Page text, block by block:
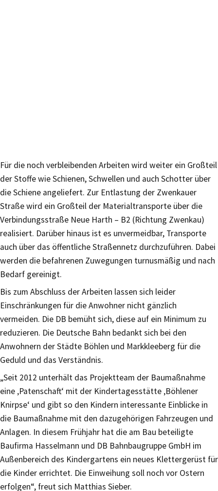
Für die noch verbleibenden Arbeiten wird weiter ein Großteil
der Stoffe wie Schienen, Schwellen und auch Schotter über
die Schiene angeliefert. Zur Entlastung der Zwenkauer
Straße wird ein Großteil der Materialtransporte über die
Verbindungsstraße Neue Harth – B2 (Richtung Zwenkau)
realisiert. Darüber hinaus ist es unvermeidbar, Transporte
auch über das öffentliche Straßennetz durchzuführen. Dabei
werden die befahrenen Zuwegungen turnusmäßig und nach
Bedarf gereinigt.
Bis zum Abschluss der Arbeiten lassen sich leider
Einschränkungen für die Anwohner nicht gänzlich
vermeiden. Die DB bemüht sich, diese auf ein Minimum zu
reduzieren. Die Deutsche Bahn bedankt sich bei den
Anwohnern der Städte Böhlen und Markkleeberg für die
Geduld und das Verständnis.
„Seit 2012 unterhält das Projektteam der Baumaßnahme
eine ‚Patenschaft‘ mit der Kindertagesstätte ‚Böhlener
Knirpse‘ und gibt so den Kindern interessante Einblicke in
die Baumaßnahme mit den dazugehörigen Fahrzeugen und
Anlagen. In diesem Frühjahr hat die am Bau beteiligte
Baufirma Hasselmann und DB Bahnbaugruppe GmbH im
Außenbereich des Kindergartens ein neues Klettergerüst für
die Kinder errichtet. Die Einweihung soll noch vor Ostern
erfolgen“, freut sich Matthias Sieber.